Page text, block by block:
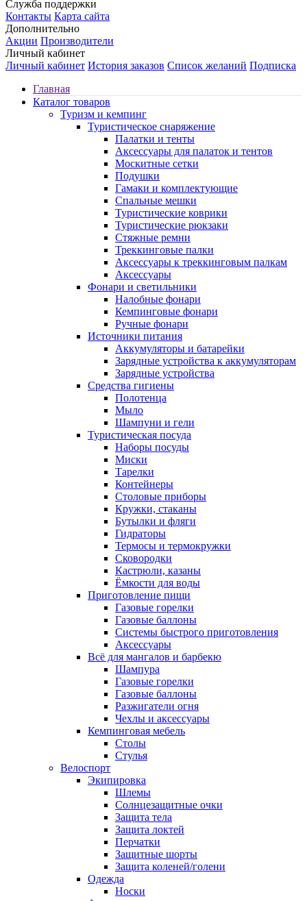
Служба поддержки
Контакты Карта сайта
Дополнительно
Акции Производители
Личный кабинет
Личный кабинет История заказов Список желаний Подписка
Главная
Каталог товаров
Туризм и кемпинг
Туристическое снаряжение
Палатки и тенты
Аксессуары для палаток и тентов
Москитные сетки
Подушки
Гамаки и комплектующие
Спальные мешки
Туристические коврики
Туристические рюкзаки
Стяжные ремни
Треккинговые палки
Аксессуары к треккинговым палкам
Аксессуары
Фонари и светильники
Налобные фонари
Кемпинговые фонари
Ручные фонари
Источники питания
Аккумуляторы и батарейки
Зарядные устройства к аккумуляторам
Зарядные устройства
Средства гигиены
Полотенца
Мыло
Шампуни и гели
Туристическая посуда
Наборы посуды
Миски
Тарелки
Контейнеры
Столовые приборы
Кружки, стаканы
Бутылки и фляги
Гидраторы
Термосы и термокружки
Сковородки
Кастрюли, казаны
Ёмкости для воды
Приготовление пищи
Газовые горелки
Газовые баллоны
Системы быстрого приготовления
Аксессуары
Всё для мангалов и барбекю
Шампура
Газовые горелки
Газовые баллоны
Разжигатели огня
Чехлы и аксессуары
Кемпинговая мебель
Столы
Стулья
Велоспорт
Экипировка
Шлемы
Солнцезащитные очки
Защита тела
Защита локтей
Перчатки
Защитные шорты
Защита коленей/голени
Одежда
Носки